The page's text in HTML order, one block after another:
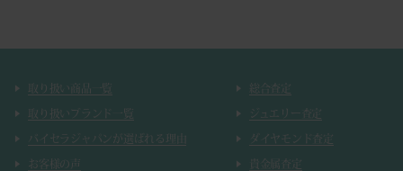
取り扱い商品一覧
取り扱いブランド一覧
バイセラジャパンが選ばれる理由
お客様の声
総合査定
ジュエリー査定
ダイヤモンド査定
貴金属査定